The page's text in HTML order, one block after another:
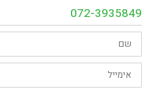
072-3935849
שם
אימייל